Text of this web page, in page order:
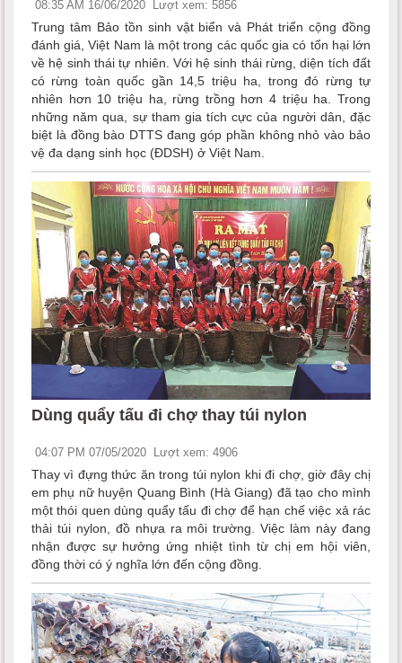
08:35 AM 16/06/2020 Lượt xem: 5856
Trung tâm Bảo tồn sinh vật biển và Phát triển cộng đồng
đánh giá, Việt Nam là một trong các quốc gia có tổn hại lớn
về hệ sinh thái tự nhiên. Với hệ sinh thái rừng, diện tích đất
có rừng toàn quốc gần 14,5 triệu ha, trong đó rừng tự
nhiên hơn 10 triệu ha, rừng trồng hơn 4 triệu ha. Trong
những năm qua, sự tham gia tích cực của người dân, đặc
biệt là đồng bào DTTS đang góp phần không nhỏ vào bảo
vệ đa dạng sinh học (ĐDSH) ở Việt Nam.
Dùng quẩy tấu đi chợ thay túi nylon
04:07 PM 07/05/2020 Lượt xem: 4906
Thay vì đựng thức ăn trong túi nylon khi đi chợ, giờ đây chị
em phụ nữ huyện Quang Bình (Hà Giang) đã tạo cho mình
một thói quen dùng quẩy tấu đi chợ để hạn chế việc xả rác
thải túi nylon, đồ nhựa ra môi trường. Việc làm này đang
nhận được sự hưởng ứng nhiệt tình từ chị em hội viên,
đồng thời có ý nghĩa lớn đến cộng đồng.